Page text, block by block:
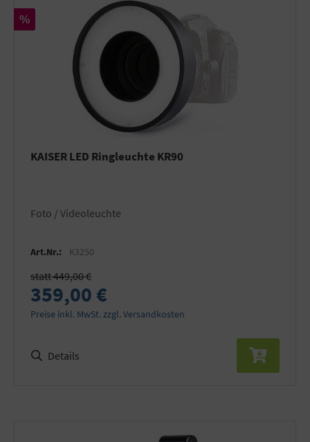
Rabatt
%
KAISER LED Ringleuchte KR90
Foto / Videoleuchte
Art.Nr.: K3250
statt 449,00 €
359,00 €
Preise inkl. MwSt. zzgl. Versandkosten
Details